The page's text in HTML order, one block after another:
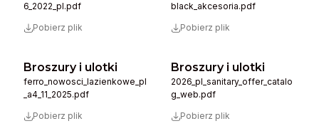
6_2022_pl.pdf
Pobierz plik
black_akcesoria.pdf
Pobierz plik
Broszury i ulotki
ferro_nowosci_lazienkowe_pl
_a4_11_2025.pdf
Pobierz plik
Broszury i ulotki
2026_pl_sanitary_offer_catalo
g_web.pdf
Pobierz plik